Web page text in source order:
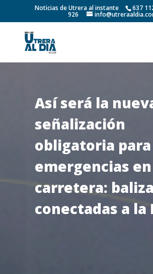
Noticias de Utrera al instante 637
926
Así será la
señalización
obligatoria para
emergencias en
carretera:
conectadas a la